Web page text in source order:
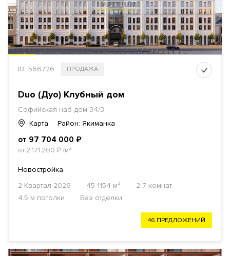
ID: 566726 ПРОДАЖА
Duo (Дуо) Клубный дом
Софийская наб дом 34/3
Карта
Район: Якиманка
от 97 704 000 ₽
от 2 171 200 ₽/м²
Новостройка
2 Квартал 2026
45-1154 м²
2-7 комнат
4.5 м потолки
Без отделки
46 ПРЕДЛОЖЕНИЙ